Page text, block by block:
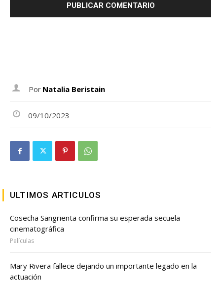
Por Natalia Beristain
09/10/2023
ULTIMOS ARTICULOS
Cosecha Sangrienta confirma su esperada secuela
cinematográfica
Películas
Mary Rivera fallece dejando un importante legado en la
actuación